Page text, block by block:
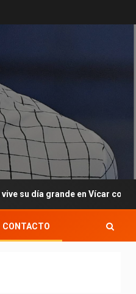
en Vícar con su gala anual
CONTACTO